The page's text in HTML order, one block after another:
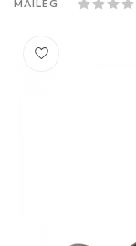
MAILEG